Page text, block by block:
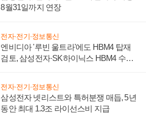
8월31일까지 연장
전자·전기·정보통신
엔비디아 '루빈 울트라'에도 HBM4 탑재
검토, 삼성전자·SK하이닉스 HBM4 수율
전자·전기·정보통신
삼성전자 넷리스트와 특허분쟁 매듭, 5년
동안 최대 1.3조 라이선스비 지급